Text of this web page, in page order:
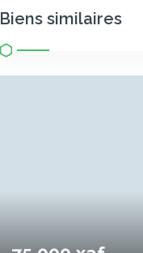
Biens similaires